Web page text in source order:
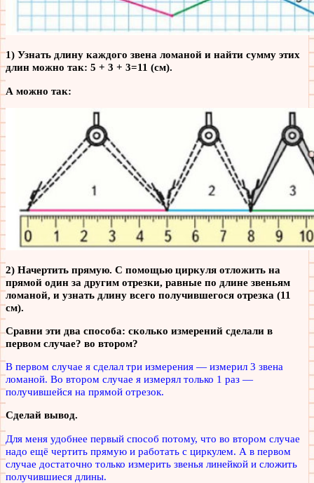
1) Узнать длину каждого звена ломаной и найти сумму этих
длин можно так: 5 + 3 + 3=11 (см).
А можно так:
2) Начертить прямую. С помощью циркуля отложить на
прямой один за другим отрезки, равные по длине звеньям
ломаной, и узнать длину всего получившегося отрезка (11
см).
Сравни эти два способа: сколько измерений сделали в
первом случае? во втором?
В первом случае я сделал три измерения — измерил 3 звена
ломаной. Во втором случае я измерял только 1 раз —
получившейся на прямой отрезок.
Сделай вывод.
Для меня удобнее первый способ потому, что во втором случае
надо ещё чертить прямую и работать с циркулем. А в первом
случае достаточно только измерить звенья линейкой и сложить
получившиеся длины.